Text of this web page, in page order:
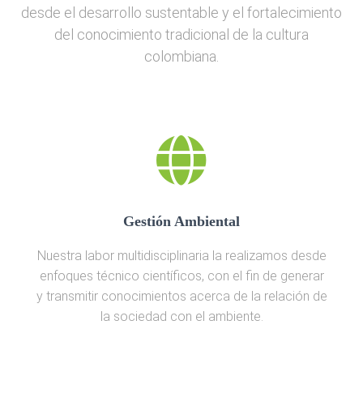
desde el desarrollo sustentable y el fortalecimiento
del conocimiento tradicional de la cultura
colombiana.
Gestión Ambiental
Nuestra labor multidisciplinaria la realizamos desde
enfoques técnico científicos, con el fin de generar
y transmitir conocimientos acerca de la relación de
la sociedad con el ambiente.